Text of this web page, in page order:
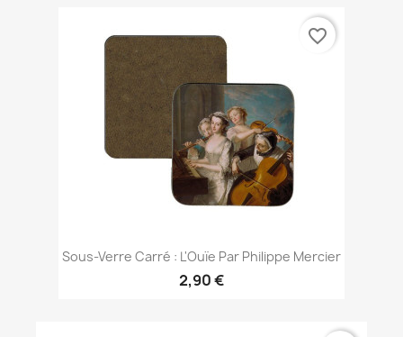
Sous-Verre Carré : L'Ouïe Par Philippe Mercier
2,90 €
favorite_border